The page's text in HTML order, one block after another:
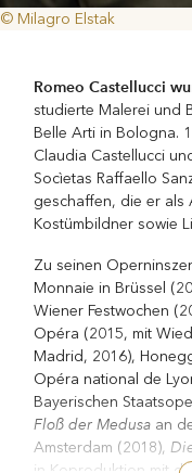
© Milagro Elstak
Romeo Castellucci
studierte Malerei und
Belle Arti in Bologna.
Claudia Castellucci
Socìetas Raffaello
geschaffen, die er als
Kostümbildner sowie
Zu seinen
Monnaie in Brüssel
Wiener Festwochen
Opéra (2015, mit
Madrid, 2016),
Opéra national de
Bayerischen
Floß der Medusa an
Amsterdam (2018),